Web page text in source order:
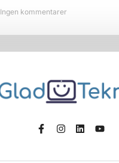
Ingen kommentarer